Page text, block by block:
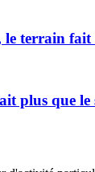
le terrain fait
plus que